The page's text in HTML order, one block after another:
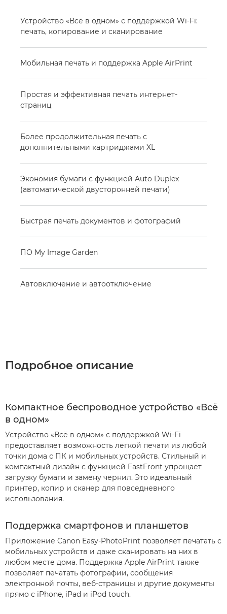
Устройство «Всё в одном» с поддержкой Wi-Fi:
печать, копирование и сканирование
Мобильная печать и поддержка Apple AirPrint
Простая и эффективная печать интернет-
страниц
Более продолжительная печать с
дополнительными картриджами XL
Экономия бумаги с функцией Auto Duplex
(автоматической двусторонней печати)
Быстрая печать документов и фотографий
ПО My Image Garden
Автовключение и автоотключение
Подробное описание
Компактное беспроводное устройство «Всё
в одном»
Устройство «Всё в одном» с поддержкой Wi-Fi
предоставляет возможность легкой печати из любой
точки дома с ПК и мобильных устройств. Стильный и
компактный дизайн с функцией FastFront упрощает
загрузку бумаги и замену чернил. Это идеальный
принтер, копир и сканер для повседневного
использования.
Поддержка смартфонов и планшетов
Приложение Canon Easy-PhotoPrint позволяет печатать с
мобильных устройств и даже сканировать на них в
любом месте дома. Поддержка Apple AirPrint также
позволяет печатать фотографии, сообщения
электронной почты, веб-страницы и другие документы
прямо с iPhone, iPad и iPod touch.